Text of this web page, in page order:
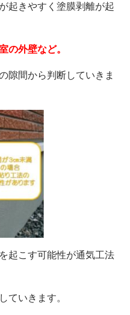
起きやすく塗膜剥離が起
の外壁など。
隙間から判断していきま
起こす可能性が通気工法
ていきます。